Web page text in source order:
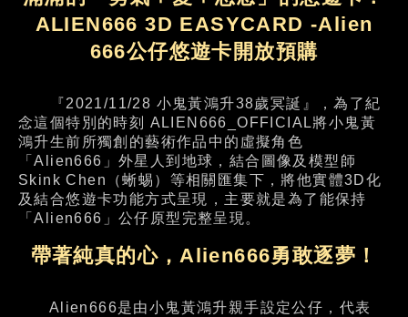
ALIEN666 3D EASYCARD -Alien
666公仔悠遊卡開放預購
『2021/11/28 小鬼黃鴻升38歲冥誕』，為了紀
念這個特別的時刻 ALIEN666_OFFICIAL將小鬼黃
鴻升生前所獨創的藝術作品中的虛擬角色
「Alien666」外星人到地球，結合圖像及模型師
Skink Chen（蜥蜴）等相關匯集下，將他實體3D化
及結合悠遊卡功能方式呈現，主要就是為了能保持
「Alien666」公仔原型完整呈現。
帶著純真的心，Alien666勇敢逐夢！
Alien666是由小鬼黃鴻升親手設定公仔，代表